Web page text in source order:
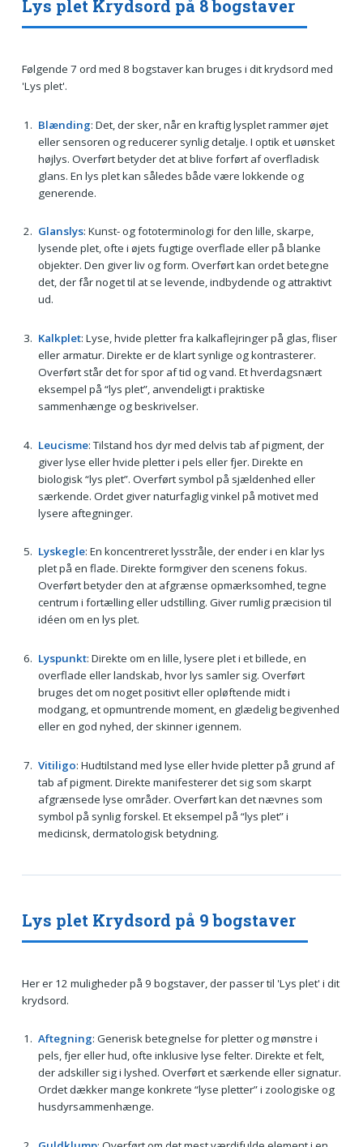
Lys plet Krydsord på 8 bogstaver
Følgende 7 ord med 8 bogstaver kan bruges i dit krydsord med
'Lys plet'.
Blænding: Det, der sker, når en kraftig lysplet rammer øjet
eller sensoren og reducerer synlig detalje. I optik et uønsket
højlys. Overført betyder det at blive forført af overfladisk
glans. En lys plet kan således både være lokkende og
generende.
Glanslys: Kunst- og fototerminologi for den lille, skarpe,
lysende plet, ofte i øjets fugtige overflade eller på blanke
objekter. Den giver liv og form. Overført kan ordet betegne
det, der får noget til at se levende, indbydende og attraktivt
ud.
Kalkplet: Lyse, hvide pletter fra kalkaflejringer på glas, fliser
eller armatur. Direkte er de klart synlige og kontrasterer.
Overført står det for spor af tid og vand. Et hverdagsnært
eksempel på “lys plet”, anvendeligt i praktiske
sammenhænge og beskrivelser.
Leucisme: Tilstand hos dyr med delvis tab af pigment, der
giver lyse eller hvide pletter i pels eller fjer. Direkte en
biologisk “lys plet”. Overført symbol på sjældenhed eller
særkende. Ordet giver naturfaglig vinkel på motivet med
lysere aftegninger.
Lyskegle: En koncentreret lysstråle, der ender i en klar lys
plet på en flade. Direkte formgiver den scenens fokus.
Overført betyder den at afgrænse opmærksomhed, tegne
centrum i fortælling eller udstilling. Giver rumlig præcision til
idéen om en lys plet.
Lyspunkt: Direkte om en lille, lysere plet i et billede, en
overflade eller landskab, hvor lys samler sig. Overført
bruges det om noget positivt eller opløftende midt i
modgang, et opmuntrende moment, en glædelig begivenhed
eller en god nyhed, der skinner igennem.
Vitiligo: Hudtilstand med lyse eller hvide pletter på grund af
tab af pigment. Direkte manifesterer det sig som skarpt
afgrænsede lyse områder. Overført kan det nævnes som
symbol på synlig forskel. Et eksempel på “lys plet” i
medicinsk, dermatologisk betydning.
Lys plet Krydsord på 9 bogstaver
Her er 12 muligheder på 9 bogstaver, der passer til 'Lys plet' i dit
krydsord.
Aftegning: Generisk betegnelse for pletter og mønstre i
pels, fjer eller hud, ofte inklusive lyse felter. Direkte et felt,
der adskiller sig i lyshed. Overført et særkende eller signatur.
Ordet dækker mange konkrete “lyse pletter” i zoologiske og
husdyrsammenhænge.